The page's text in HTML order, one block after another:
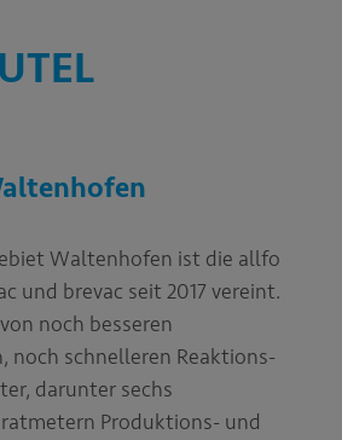
Waltenhofen ist die allfo
und brevac seit 2017 vereint.
noch besseren
noch schnelleren Reaktions-
darunter sechs
Produktions- und